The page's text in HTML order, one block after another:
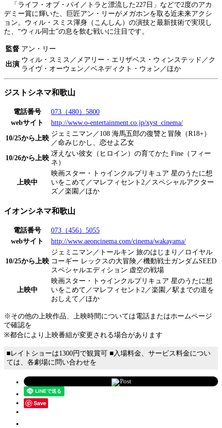
「ライフ・オブ・パイ／トラと漂流した227日」などで2度のアカ
デミー賞に輝いた、巨匠アン・リーがメガホンを取る近未来アクシ
ョン。ウィル・スミス渾身（こんしん）の演技と最新技術で実現し
た、“ウィル同士”の息を飲む戦いに注目です。
監督 アン・リー
出演
ウィル・スミス／メアリー・エリザベス・ウィンステッド／ク
ライヴ・オーウェン／ベネディクト・ウォン／ほか
ジストシネマ和歌山
電話番号
073（480）5800
webサイト
http://www.o-entertainment.co.jp/xyst_cinema/
10/25から上映
ジェミニマン／108 海馬五郎の復讐と冒険（R18+）
／命みじかし、恋せよ乙女
10/26から上映
冴えない彼女（ヒロイン）の育てかた Fine（フィー
ネ）
上映中
映画スター・トゥインクルプリキュア 星のうたに想
いをこめて／マレフィセント2／スペシャルアクター
ズ／楽園／ほか
イオンシネマ和歌山
電話番号
073（456）5055
webサイト
http://www.aeoncinema.com/cinema/wakayama/
10/25から上映
ジェミニマン／トールキン 旅のはじまり／ロイヤル
コーギー レックスの大冒険／機動戦士ガンダムSEED
スペシャルエディション 虚空の戦場
上映中
映画スター・トゥインクルプリキュア 星のうたに想
いをこめて／マレフィセント2／楽園／駅までの道を
おしえて／ほか
※その他の上映作品、上映時間については電話またはホームページ
で確認を
※都合により上映番組が変更される場合があります
■レイトショーは1300円で観賞可 ■入場料金、サービス料金につい
ては、各劇場に問い合わせを
Post
Save